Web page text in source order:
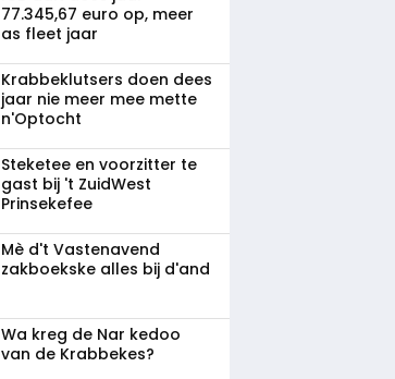
77.345,67 euro op, meer
as fleet jaar
Krabbeklutsers doen dees
jaar nie meer mee mette
n'Optocht
Steketee en voorzitter te
gast bij 't ZuidWest
Prinsekefee
Mè d't Vastenavend
zakboekske alles bij d'and
Wa kreg de Nar kedoo
van de Krabbekes?